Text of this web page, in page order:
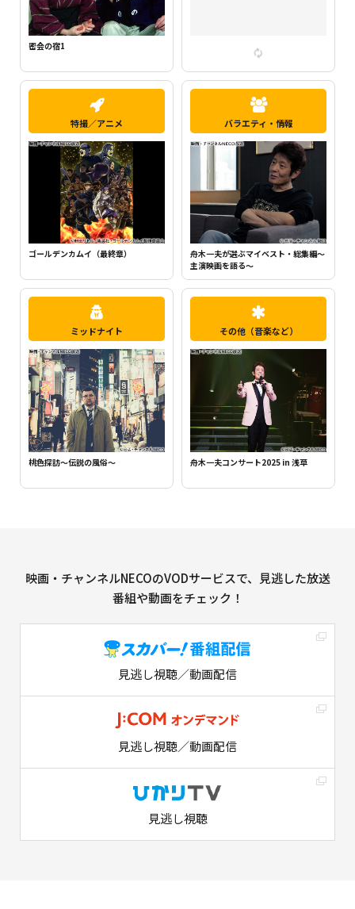
密会の宿2
特撮／アニメ
ちいかわ（シーズン1）（全120話）
バラエティ・情報
舟木一夫が選ぶマイベスト・総集編～
主演映画を語る～
ミッドナイト
桃色探訪～伝説の風俗～
その他（音楽など）
舟木一夫コンサート2025 in 浅草
映画・チャンネルNECOのVODサービスで、見逃した放送
番組や動画をチェック！
見逃し視聴／動画配信
見逃し視聴／動画配信
見逃し視聴